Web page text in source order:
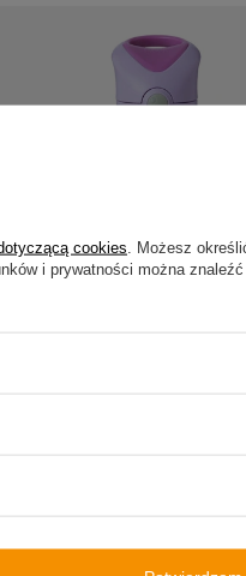
cookies . Możesz
i prywatności można